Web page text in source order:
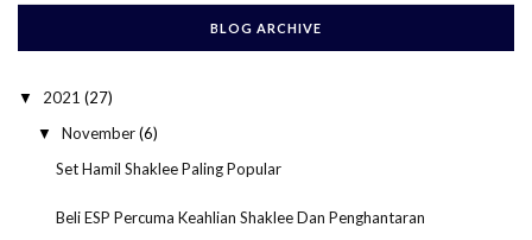
BLOG ARCHIVE
▼ 2021 (27)
▼ November(6)
Set Hamil Shaklee Paling Popular
Beli ESP Percuma Keahlian Shaklee Dan Penghantaran